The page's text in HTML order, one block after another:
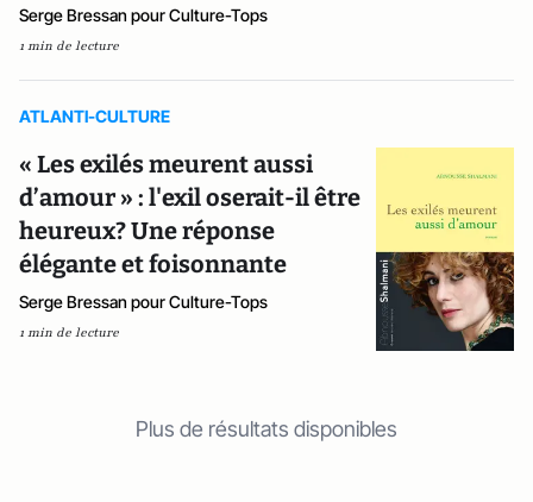
Serge Bressan pour Culture-Tops
1 min de lecture
ATLANTI-CULTURE
« Les exilés meurent aussi
d’amour » : l'exil oserait-il être
heureux? Une réponse
élégante et foisonnante
Serge Bressan pour Culture-Tops
1 min de lecture
Plus de résultats disponibles